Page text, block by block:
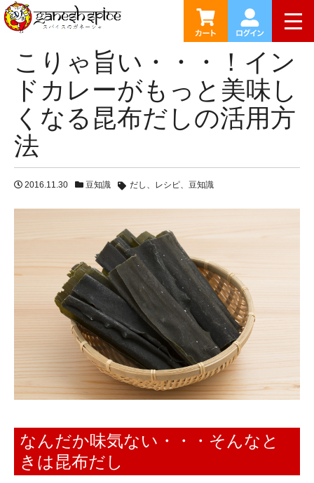
HOME ブログ
こりゃ旨い・・・！インドカレーがもっ
こりゃ旨い・・・！イン
ドカレーがもっと美味し
くなる昆布だしの活用方
法
2016.11.30 豆知識 だし レシピ 豆知識
なんだか味気ない・・・そんなと
きは昆布だし